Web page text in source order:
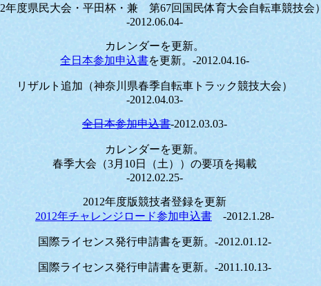
年度県民大会・平田杯・兼 第67回国民体育大会自転車競技会）
-2012.06.04-
カレンダーを更新。
全日本参加申込書を更新。-2012.04.16-
リザルト追加（神奈川県春季自転車トラック競技大会）
-2012.04.03-
全日本参加申込書-2012.03.03-
カレンダーを更新。
春季大会（3月10日（土））の要項を掲載
-2012.02.25-
2012年度版競技者登録を更新
2012年チャレンジロード参加申込書 -2012.1.28-
国際ライセンス発行申請書を更新。-2012.01.12-
国際ライセンス発行申請書を更新。-2011.10.13-